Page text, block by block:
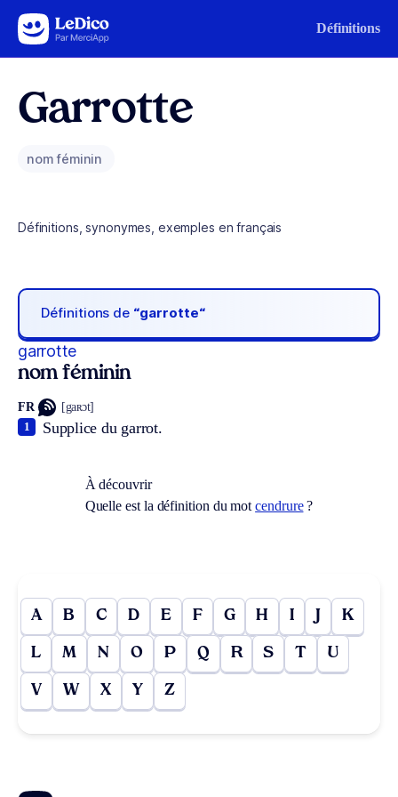
Aller au contenu Définitions
Garrotte
nom féminin
Définitions, synonymes, exemples en français
Définitions de “garrotte“
garrotte
nom féminin
FR [gaʀɔt]
Supplice du garrot.
1
À découvrir
Quelle est la définition du motcendrure?
A B C D E F G H I J K
L M N O P Q R S T U
V W X Y Z